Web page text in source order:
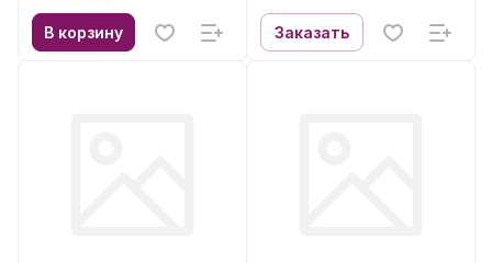
В корзину Заказать